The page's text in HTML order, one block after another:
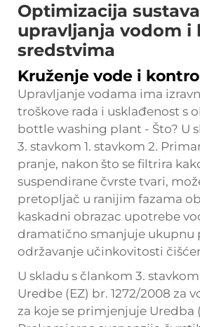
Optimizacija sustava
upravljanja vodom i
sredstvima
Kruženje vode i
Upravljanje vodama ima
troškove rada i usklađenost s
bottle washing plant - Što? U
3. stavkom 1. stavkom 2.
pranje, nakon što se filtrira
suspendirane čvrste tvari,
pretopljač u ranijim fazama
kaskadni obrazac upotrebe
dramatično smanjuje ukupnu
održavanje učinkovitosti
U skladu s člankom 3.
Uredbe (EZ) br. 1272/2008 za
za koje se primjenjuje Uredba